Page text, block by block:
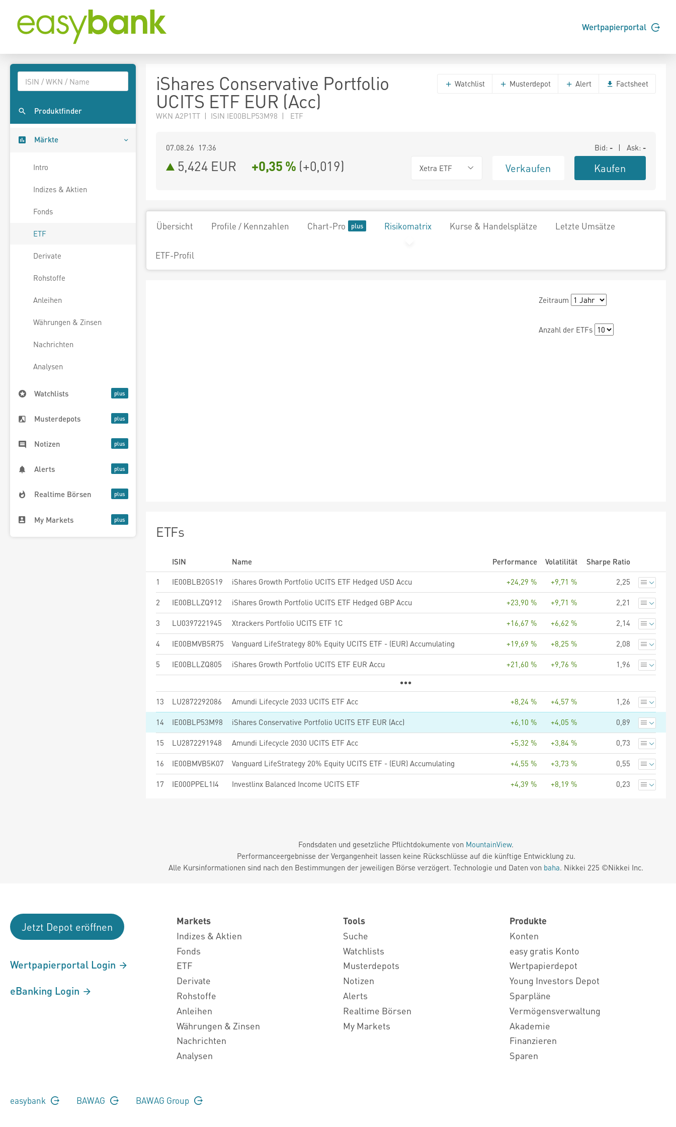
Wertpapierportal
Produktfinder
Märkte
Intro
Indizes & Aktien
Fonds
ETF
Derivate
Rohstoffe
Anleihen
Währungen & Zinsen
Nachrichten
Analysen
Watchlists
Musterdepots
Notizen
Alerts
Realtime Börsen
My Markets
iShares Conservative Portfolio
UCITS ETF EUR (Acc)
WKN A2P1TT | ISIN IE00BLP53M98 | ETF
Watchlist Musterdepot Alert Factsheet
07.08.26 17:36 Bid: - | Ask: -
5,424 EUR +0,35 % (+0,019) Xetra ETF Verkaufen Kaufen
Übersicht Profile / Kennzahlen Chart-Pro Risikomatrix Kurse & Handelsplätze Letzte Umsätze
ETF-Profil
Zeitraum
Anzahl der ETFs
ETFs
ISIN Name Performance Volatilität
Sharpe Ratio
1
IE00BLB2GS19 iShares Growth Portfolio UCITS ETF Hedged USD Accu +24,29 % +9,71 % 2,25
2 IE00BLLZQ912 iShares Growth Portfolio UCITS ETF Hedged GBP Accu +23,90 % +9,71 % 2,21
3 LU0397221945 Xtrackers Portfolio UCITS ETF 1C +16,67 % +6,62 % 2,14
4 IE00BMVB5R75 Vanguard LifeStrategy 80% Equity UCITS ETF - (EUR) Accumulating +19,69 % +8,25 % 2,08
5 IE00BLLZQ805 iShares Growth Portfolio UCITS ETF EUR Accu +21,60 % +9,76 % 1,96
13 LU2872292086 Amundi Lifecycle 2033 UCITS ETF Acc +8,24 % +4,57 % 1,26
14 IE00BLP53M98 iShares Conservative Portfolio UCITS ETF EUR (Acc) +6,10 % +4,05 % 0,89
15 LU2872291948 Amundi Lifecycle 2030 UCITS ETF Acc +5,32 % +3,84 % 0,73
16 IE00BMVB5K07 Vanguard LifeStrategy 20% Equity UCITS ETF - (EUR) Accumulating +4,55 % +3,73 % 0,55
17 IE000PPEL1I4 Investlinx Balanced Income UCITS ETF +4,39 % +8,19 % 0,23
Fondsdaten und gesetzliche Pflichtdokumente von MountainView.
Performanceergebnisse der Vergangenheit lassen keine Rückschlüsse auf die künftige Entwicklung zu.
Alle Kursinformationen sind nach den Bestimmungen der jeweiligen Börse verzögert. Technologie und Daten von baha. Nikkei 225 ©Nikkei Inc.
Jetzt Depot eröffnen
Wertpapierportal Login
eBanking Login
Markets
Indizes & Aktien
Fonds
ETF
Derivate
Rohstoffe
Anleihen
Währungen & Zinsen
Nachrichten
Analysen
Tools
Suche
Watchlists
Musterdepots
Notizen
Alerts
Realtime Börsen
My Markets
Produkte
Konten
easy gratis Konto
Wertpapierdepot
Young Investors Depot
Sparpläne
Vermögensverwaltung
Akademie
Finanzieren
Sparen
easybank BAWAG BAWAG Group